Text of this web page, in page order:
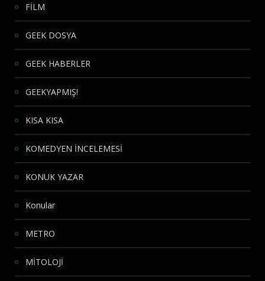
FİLM
GEEK DOSYA
GEEK HABERLER
GEEKYAPMIŞ!
KISA KISA
KOMEDYEN İNCELEMESİ
KONUK YAZAR
Konular
METRO
MİTOLOJİ